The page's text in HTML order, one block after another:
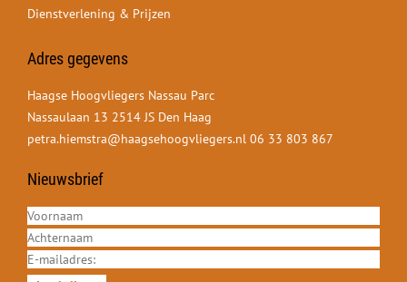
Dienstverlening & Prijzen
Adres gegevens
Haagse Hoogvliegers Nassau Parc
Nassaulaan 13 2514 JS Den Haag
petra.hiemstra@haagsehoogvliegers.nl 06 33 803 867
Nieuwsbrief